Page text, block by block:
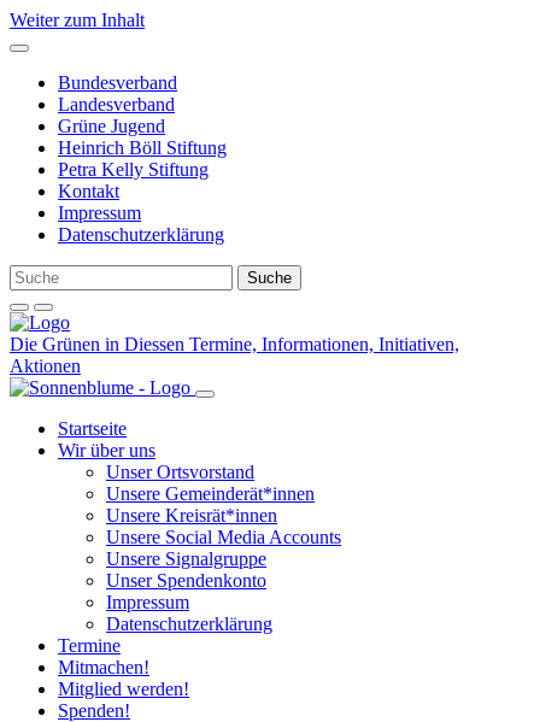
Weiter zum Inhalt
Bundesverband
Landesverband
Grüne Jugend
Heinrich Böll Stiftung
Petra Kelly Stiftung
Kontakt
Impressum
Datenschutzerklärung
Die Grünen in Diessen Termine, Informationen, Initiativen,
Aktionen
Startseite
Wir über uns
Unser Ortsvorstand
Unsere Gemeinderät*innen
Unsere Kreisrät*innen
Unsere Social Media Accounts
Unsere Signalgruppe
Unser Spendenkonto
Impressum
Datenschutzerklärung
Termine
Mitmachen!
Mitglied werden!
Spenden!